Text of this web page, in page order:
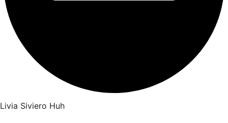
Livia Siviero Huh